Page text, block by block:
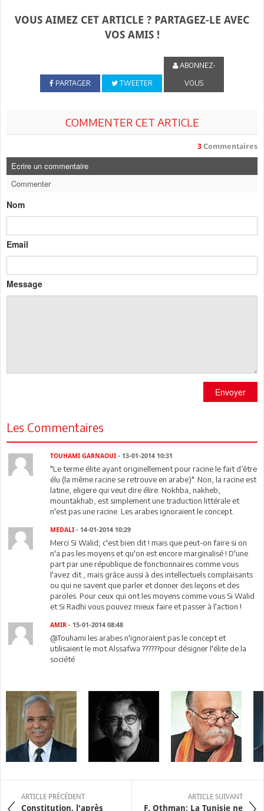
VOUS AIMEZ CET ARTICLE ? PARTAGEZ-LE AVEC
VOS AMIS !
PARTAGER TWEETER
ABONNEZ-
VOUS
COMMENTER CET ARTICLE
3 Commentaires
Ecrire un commentaire
Commenter
Nom
Email
Message
Envoyer
Les Commentaires
TOUHAMI GARNAOUI - 13-01-2014 10:31
"Le terme élite ayant originellement pour racine le fait d’être
élu (la même racine se retrouve en arabe)". Non, la racine est
latine, eligere qui veut dire élire. Nokhba, nakheb,
mountakhab, est simplement une traduction littérale et
n'est pas une racine. Les arabes ignoraient le concept.
MEDALI - 14-01-2014 10:29
Merci Si Walid; c'est bien dit ! mais que peut-on faire si on
n'a pas les moyens et qu'on est encore marginalisé ! D'une
part par une république de fonctionnaires comme vous
l'avez dit , mais grâce aussi à des intellectuels complaisants
ou qui ne savent que parler et donner des leçons et des
paroles. Pour ceux qui ont les moyens comme vous Si Walid
et Si Radhi vous pouvez mieux faire et passer à l'action !
AMIR - 15-01-2014 08:48
@Touhami les arabes n'ignoraient pas le concept et
utilisaient le mot Alssafwa ??????pour désigner l'élite de la
société
ARTICLE PRÉCÉDENT
Constitution, l'après
ARTICLE SUIVANT
F. Othman: La Tunisie ne